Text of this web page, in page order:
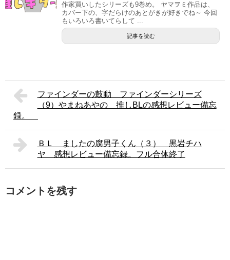
作家買いしたシリーズも9巻め。 ヤマヲミ作品は、
カバー下の、字だらけのあとがきが好きでね～ 今回
もいろいろ書いてらして ...
記事を読む
ファインダーの鼓動 ファインダーシリーズ
（9）やまねあやの 推しBLの感想レビュー備忘
録。
ＢＬ ましたの腐男子くん（３） 黒岩チハ
ヤ 感想レビュー備忘録。フル合体終了
コメントを残す